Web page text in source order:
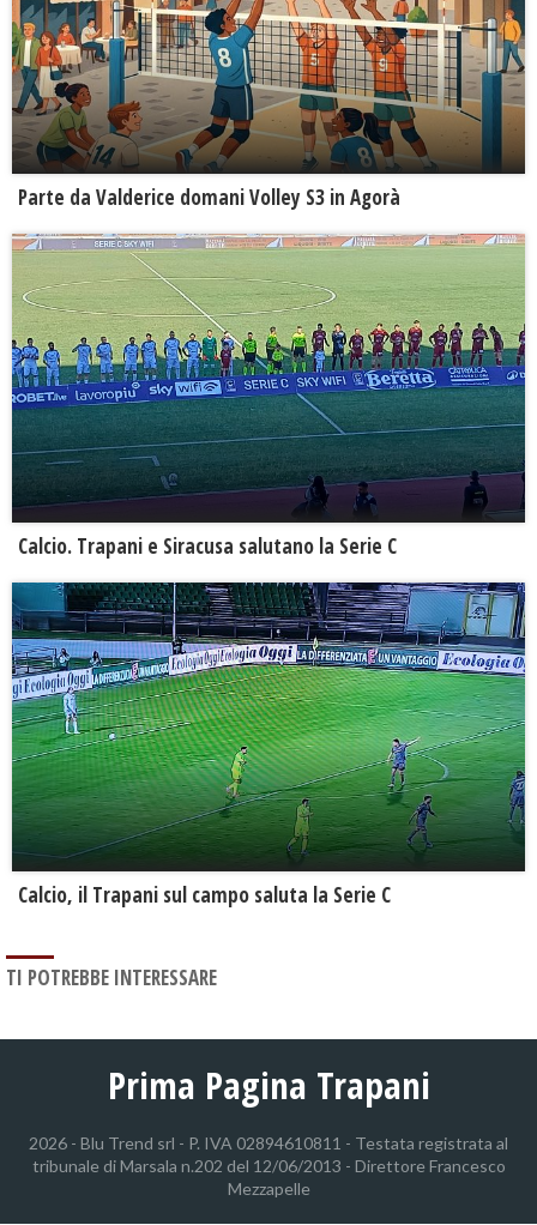
Parte da Valderice domani Volley S3 in Agorà
Calcio. Trapani e Siracusa salutano la Serie C
Calcio, il Trapani sul campo saluta la Serie C
TI POTREBBE INTERESSARE
Prima Pagina Trapani
2026 - Blu Trend srl - P. IVA 02894610811 - Testata registrata al
tribunale di Marsala n.202 del 12/06/2013 - Direttore Francesco
Mezzapelle